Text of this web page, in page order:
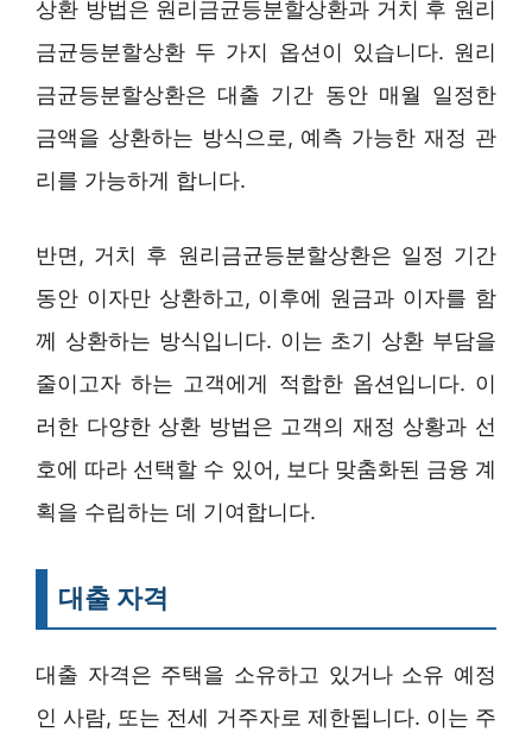
상환 방법은 원리금균등분할상환과 거치 후 원리
금균등분할상환 두 가지 옵션이 있습니다. 원리
금균등분할상환은 대출 기간 동안 매월 일정한
금액을 상환하는 방식으로, 예측 가능한 재정 관
리를 가능하게 합니다.
반면, 거치 후 원리금균등분할상환은 일정 기간
동안 이자만 상환하고, 이후에 원금과 이자를 함
께 상환하는 방식입니다. 이는 초기 상환 부담을
줄이고자 하는 고객에게 적합한 옵션입니다. 이
러한 다양한 상환 방법은 고객의 재정 상황과 선
호에 따라 선택할 수 있어, 보다 맞춤화된 금융 계
획을 수립하는 데 기여합니다.
대출 자격
대출 자격은 주택을 소유하고 있거나 소유 예정
인 사람, 또는 전세 거주자로 제한됩니다. 이는 주